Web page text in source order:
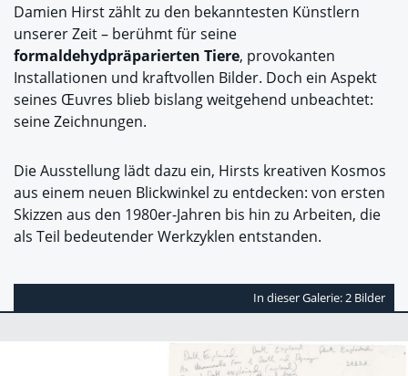
Damien Hirst zählt zu den bekanntesten Künstlern
unserer Zeit – berühmt für seine
formaldehydpräparierten Tiere, provokanten
Installationen und kraftvollen Bilder. Doch ein Aspekt
seines Œuvres blieb bislang weitgehend unbeachtet:
seine Zeichnungen.
Die Ausstellung lädt dazu ein, Hirsts kreativen Kosmos
aus einem neuen Blickwinkel zu entdecken: von ersten
Skizzen aus den 1980er-Jahren bis hin zu Arbeiten, die
als Teil bedeutender Werkzyklen entstanden.
In dieser Galerie: 2 Bilder